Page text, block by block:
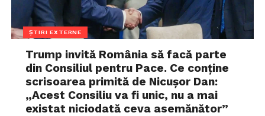
ȘTIRI EXTERNE
Trump invită România să facă parte
din Consiliul pentru Pace. Ce conține
scrisoarea primită de Nicușor Dan:
„Acest Consiliu va fi unic, nu a mai
existat niciodată ceva asemănător”